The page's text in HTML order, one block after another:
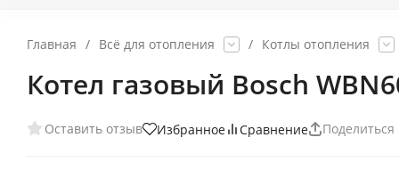
Главная / Всё для отопления / Котлы отопления
Котел газовый Bosch
Оставить отзыв Избранное Сравнение Поделиться